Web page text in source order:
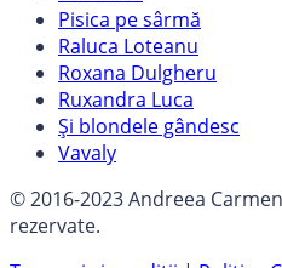
Pisica pe sârmă
Raluca Loteanu
Roxana Dulgheru
Ruxandra Luca
Și blondele gândesc
Vavaly
© 2016-2023 Andreea
rezervate.